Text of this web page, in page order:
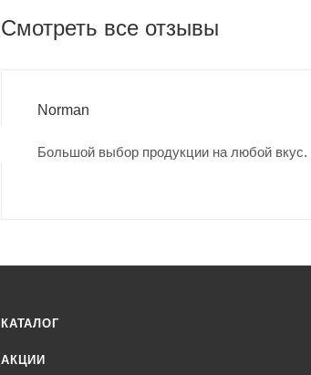
Смотреть все отзывы
Norman
Большой выбор продукции на любой вкус.
КАТАЛОГ
АКЦИИ